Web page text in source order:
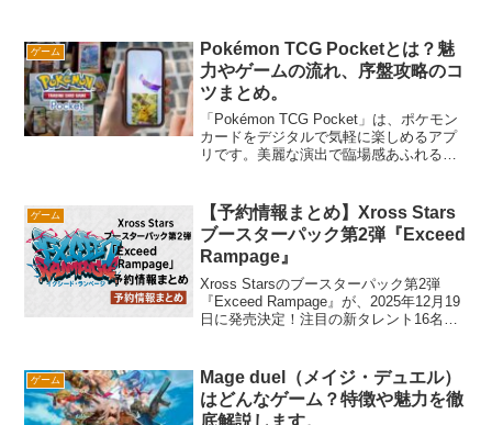
ウォレット不要で誰でも手軽に始められ
るのが特徴です。豪華声優陣と深みのあ
るゲーム性が加わり、初心者からベテラ
ンゲーマーまで楽しめる作品に仕上がっ
ています。
ゲーム
Pokémon TCG Pocketとは？魅
力やゲームの流れ、序盤攻略のコ
ツまとめ。
「Pokémon TCG Pocket」は、ポケモン
カードをデジタルで気軽に楽しめるアプ
リです。美麗な演出で臨場感あふれるカ
ュートリアルや、毎日無料で拡張パック
を開けられる仕組みが魅力です。さら
に、他プレイヤーのカードをゲットでき
る「ゲットチャレンジ」で、お気に入り
のカードを効率よくコレクションできま
す。序盤ではミッションのクリアと時間
短縮アイテムの活用が攻略の鍵。カード
収集とバトルの両方を楽しみながら、自
ゲーム
【予約情報まとめ】Xross Stars
ブースターパック第2弾『Exceed
Rampage』
Xross Starsのブースターパック第2弾
『Exceed Rampage』が、2025年12月19
日に発売決定！注目の新タレント16名が
入したい方はチェック！
ゲーム
Mage duel（メイジ・デュエル）
はどんなゲーム？特徴や魅力を徹
底解説します。